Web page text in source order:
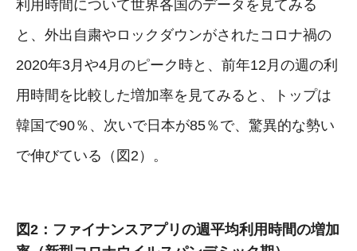
利用時間について世界各国のデータを見てみる
と、外出自粛やロックダウンがされたコロナ禍の
2020年3月や4月のピーク時と、前年12月の週の利
用時間を比較した増加率を見てみると、トップは
韓国で90％、次いで日本が85％で、驚異的な勢い
で伸びている（図2）。
図2：ファイナンスアプリの週平均利用時間の増加